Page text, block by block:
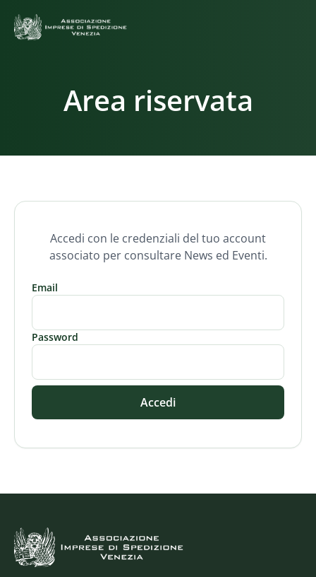
Area riservata
Accedi con le credenziali del tuo account
associato per consultare News ed Eventi.
Email
Password
Accedi